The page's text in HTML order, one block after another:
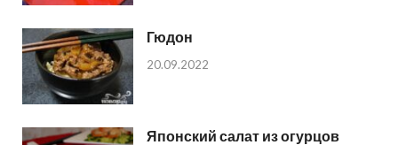
Гюдон
20.09.2022
Японский салат из огурцов